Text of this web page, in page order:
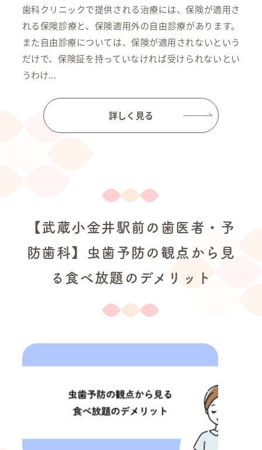
歯科クリニックで提供される治療には、保険が適用さ
れる保険診療と、保険適用外の自由診療があります。
また自由診療については、保険が適用されないという
だけで、保険証を持っていなければ受けられないとい
うわけ...
詳しく見る
【武蔵小金井駅前の歯医者・予
防歯科】虫歯予防の観点から見
る食べ放題のデメリット